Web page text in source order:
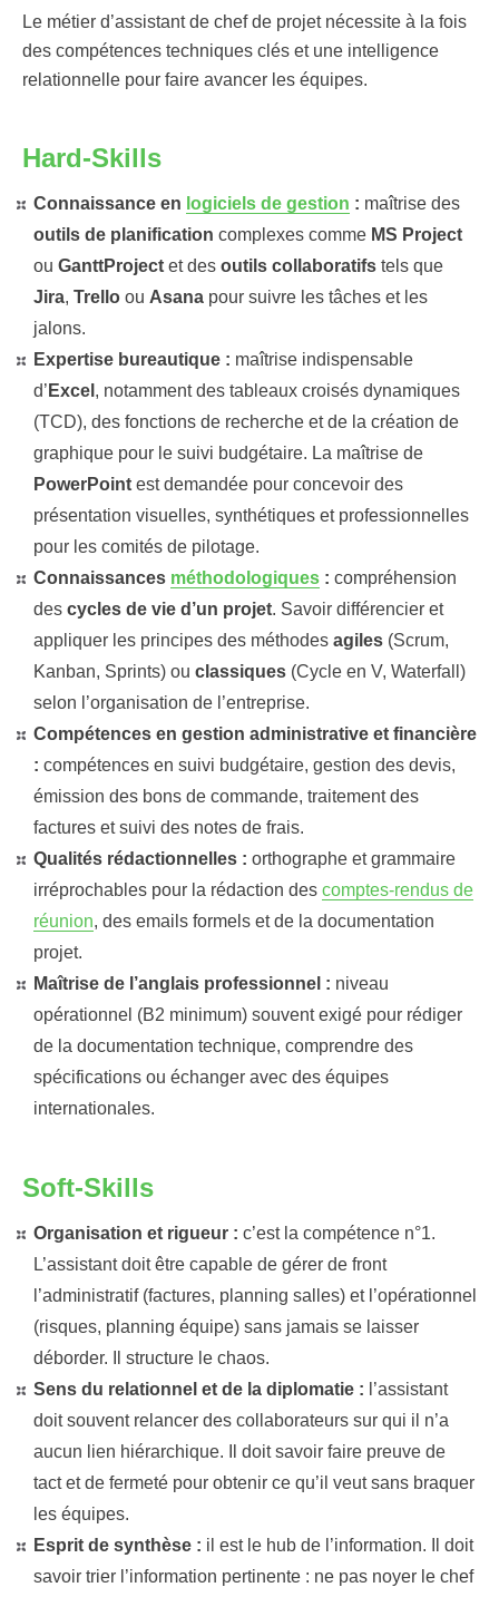
Le métier d’assistant de chef de projet nécessite à la fois
des compétences techniques clés et une intelligence
relationnelle pour faire avancer les équipes.
Hard-Skills
Connaissance en logiciels de gestion : maîtrise des
outils de planification complexes comme MS Project
ou GanttProject et des outils collaboratifs tels que
Jira, Trello ou Asana pour suivre les tâches et les
jalons.
Expertise bureautique : maîtrise indispensable
d’ Excel , notamment des tableaux croisés dynamiques
(TCD), des fonctions de recherche et de la création de
graphique pour le suivi budgétaire. La maîtrise de
PowerPoint est demandée pour concevoir des
présentation visuelles, synthétiques et professionnelles
pour les comités de pilotage.
Connaissances méthodologiques : compréhension
des cycles de vie d’un projet. Savoir différencier et
appliquer les principes des méthodes agiles (Scrum,
Kanban, Sprints) ou classiques (Cycle en V, Waterfall)
selon l’organisation de l’entreprise.
Compétences en gestion administrative et financière
: compétences en suivi budgétaire, gestion des devis,
émission des bons de commande, traitement des
factures et suivi des notes de frais.
Qualités rédactionnelles : orthographe et grammaire
irréprochables pour la rédaction des comptes-rendus de
réunion, des emails formels et de la documentation
projet.
Maîtrise de l’anglais professionnel : niveau
opérationnel (B2 minimum) souvent exigé pour rédiger
de la documentation technique, comprendre des
spécifications ou échanger avec des équipes
internationales.
Soft-Skills
Organisation et rigueur : c’est la compétence n°1.
L’assistant doit être capable de gérer de front
l’administratif (factures, planning salles) et l’opérationnel
(risques, planning équipe) sans jamais se laisser
déborder. Il structure le chaos.
Sens du relationnel et de la diplomatie : l’assistant
doit souvent relancer des collaborateurs sur qui il n’a
aucun lien hiérarchique. Il doit savoir faire preuve de
tact et de fermeté pour obtenir ce qu’il veut sans braquer
les équipes.
Esprit de synthèse : il est le hub de l’information. Il doit
savoir trier l’information pertinente : ne pas noyer le chef